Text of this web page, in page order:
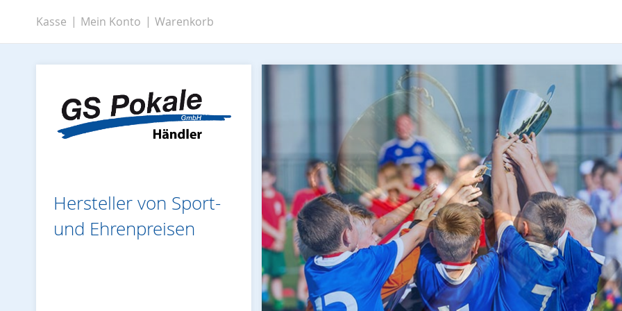
Zum
Inhalt
springen
Kasse Mein Konto Warenkorb
Hersteller von Sport-
und Ehrenpreisen